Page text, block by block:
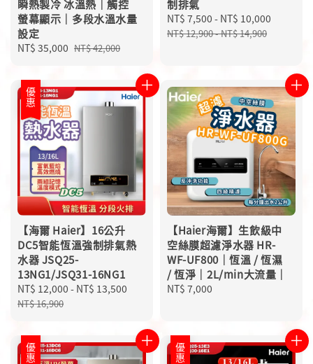
瞬熱製冷 冰溫熱｜觸控
螢幕顯示｜多段水溫水量
設定
Sale
NT$ 35,000 Regular
NT$ 42,000
制排氣
Sale
price
NT$ 7,500 - NT$ 10,000
NT$ 12,900-NT$ 14,900
優惠
【海爾 Haier】16公升
DC5智能恆溫強制排氣熱
水器 JSQ25-
13NG1/JSQ31-16NG1
Sale
price
NT$ 12,000 - NT$ 13,500
Regular
NT$ 16,900
【Haier海爾】生飲級中
空絲膜超濾淨水器 HR-
WF-UF800｜恆溫 / 恆濕
/ 恆淨｜2L/min大流量｜
Regular
NT$ 7,000
優惠 優惠